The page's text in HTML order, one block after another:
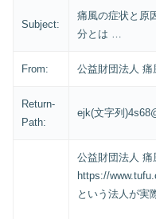
Subject:
痛風の症状と原
分とは …
From: 公益財団法人
Return-
Path:
ejk(文字列
公益財団法人 痛
https://
という法人が実